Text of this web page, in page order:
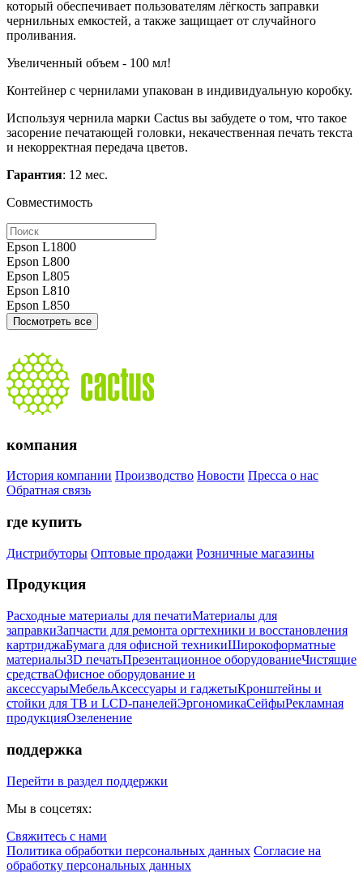
который обеспечивает пользователям лёгкость заправки
чернильных емкостей, а также защищает от случайного
проливания.
Увеличенный объем - 100 мл!
Контейнер с чернилами упакован в индивидуальную коробку.
Используя чернила марки Cactus вы забудете о том, что такое
засорение печатающей головки, некачественная печать текста
и некорректная передача цветов.
Гарантия: 12 мес.
Совместимость
Epson L1800
Epson L800
Epson L805
Epson L810
Epson L850
Посмотреть все
компания
История компании Производство Новости Пресса о нас
Обратная связь
где купить
Дистрибуторы Оптовые продажи Розничные магазины
Продукция
Расходные материалы для печатиМатериалы для
заправкиЗапчасти для ремонта оргтехники и восстановления
картриджаБумага для офисной техникиШирокоформатные
материалы3D печатьПрезентационное оборудованиеЧистящие
средстваОфисное оборудование и
аксессуарыМебельАксессуары и гаджетыКронштейны и
стойки для ТВ и LCD-панелейЭргономикаСейфыРекламная
продукцияОзеленение
поддержка
Перейти в раздел поддержки
Мы в соцсетях:
Свяжитесь с нами
Политика обработки персональных данных Согласие на
обработку персональных данных